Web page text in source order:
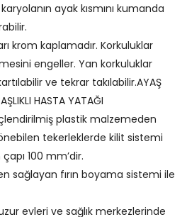
ayak kısmını kumanda
krom kaplamadır. Korkuluklar
engeller. Yan korkuluklar
ve tekrar takılabilir.AYAŞ
HASTA YATAĞI
plastik malzemeden
tekerleklerde kilit sistemi
100 mm’dir.
sağlayan fırın boyama sistemi ile
evleri ve sağlık merkezlerinde